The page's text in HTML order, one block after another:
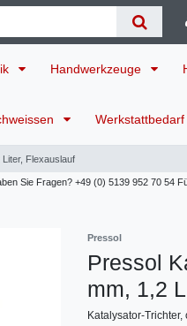
Handwerkzeuge
Werkstattbedarf
Flexauslauf
Sie Fragen? +49 (0) 5139 952 70 54
Pressol
Pressol
mm, 1,2
Katalysator-